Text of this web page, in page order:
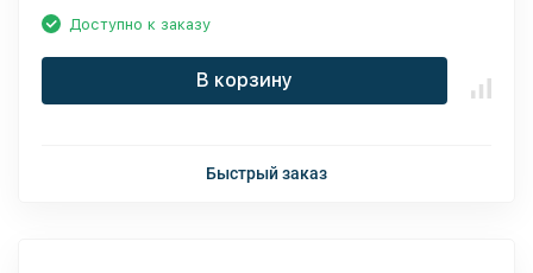
Доступно к заказу
В корзину
Быстрый заказ